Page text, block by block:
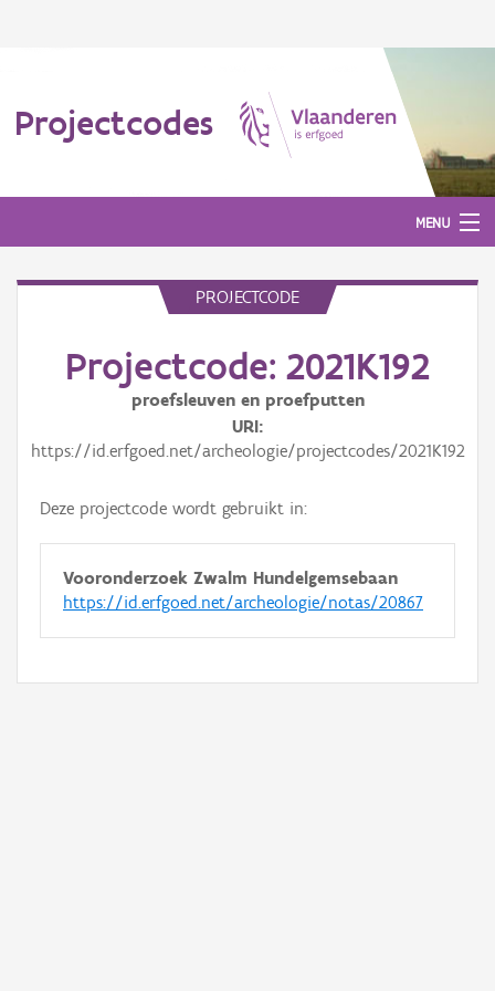
Projectcodes
MENU
PROJECTCODE
Projectcode: 2021K192
proefsleuven en proefputten
URI
https://id.erfgoed.net/archeologie/projectcodes/2021K192
Deze projectcode wordt gebruikt in:
Vooronderzoek Zwalm Hundelgemsebaan
https://id.erfgoed.net/archeologie/notas/20867